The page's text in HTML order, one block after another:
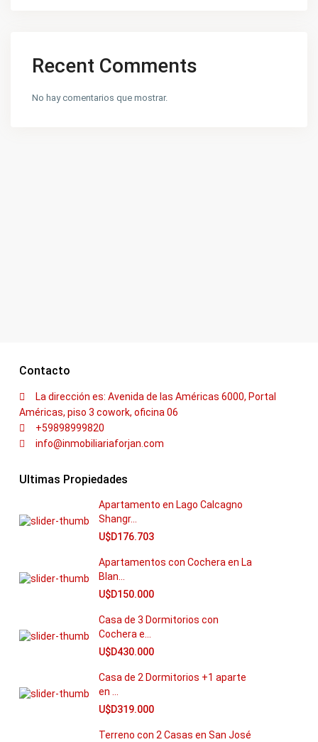
Recent Comments
No hay comentarios que mostrar.
Contacto
La dirección es: Avenida de las Américas 6000, Portal
Américas, piso 3 cowork, oficina 06
+59898999820
info@inmobiliariaforjan.com
Ultimas Propiedades
Apartamento en Lago Calcagno
Shangr...
U$D176.703
Apartamentos con Cochera en La
Blan...
U$D150.000
Casa de 3 Dormitorios con
Cochera e...
U$D430.000
Casa de 2 Dormitorios +1 aparte
en ...
U$D319.000
Terreno con 2 Casas en San José